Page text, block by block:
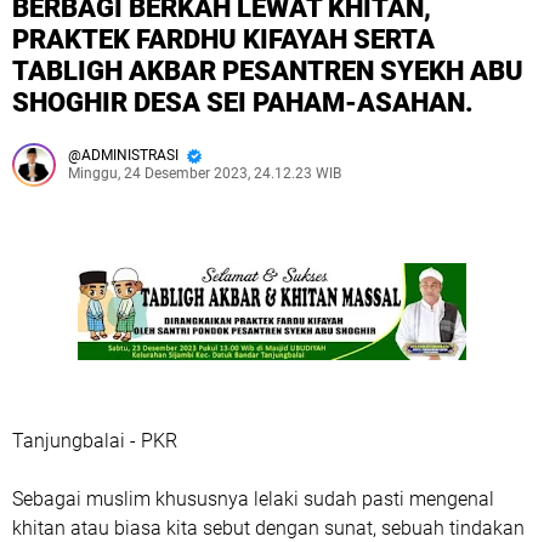
BERBAGI BERKAH LEWAT KHITAN,
PRAKTEK FARDHU KIFAYAH SERTA
TABLIGH AKBAR PESANTREN SYEKH ABU
SHOGHIR DESA SEI PAHAM-ASAHAN.
ADMINISTRASI
Minggu, 24 Desember 2023, 24.12.23 WIB
Tanjungbalai - PKR
Sebagai muslim khususnya lelaki sudah pasti mengenal
khitan atau biasa kita sebut dengan sunat, sebuah tindakan